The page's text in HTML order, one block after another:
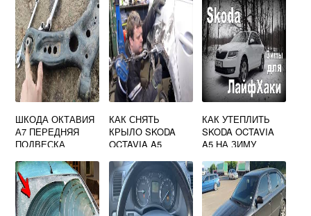
ШКОДА ОКТАВИЯ
А7 ПЕРЕДНЯЯ
ПОДВЕСКА
КАК СНЯТЬ
КРЫЛО SKODA
OCTAVIA A5
КАК УТЕПЛИТЬ
SKODA OCTAVIA
A5 НА ЗИМУ